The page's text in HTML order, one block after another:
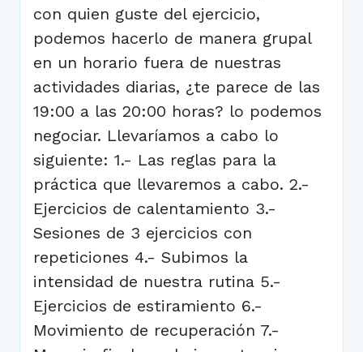
con quien guste del ejercicio,
podemos hacerlo de manera grupal
en un horario fuera de nuestras
actividades diarias, ¿te parece de las
19:00 a las 20:00 horas? lo podemos
negociar. Llevaríamos a cabo lo
siguiente: 1.- Las reglas para la
práctica que llevaremos a cabo. 2.-
Ejercicios de calentamiento 3.-
Sesiones de 3 ejercicios con
repeticiones 4.- Subimos la
intensidad de nuestra rutina 5.-
Ejercicios de estiramiento 6.-
Movimiento de recuperación 7.-